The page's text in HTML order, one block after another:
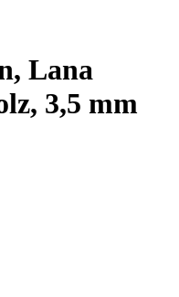
Lana
3,5 mm